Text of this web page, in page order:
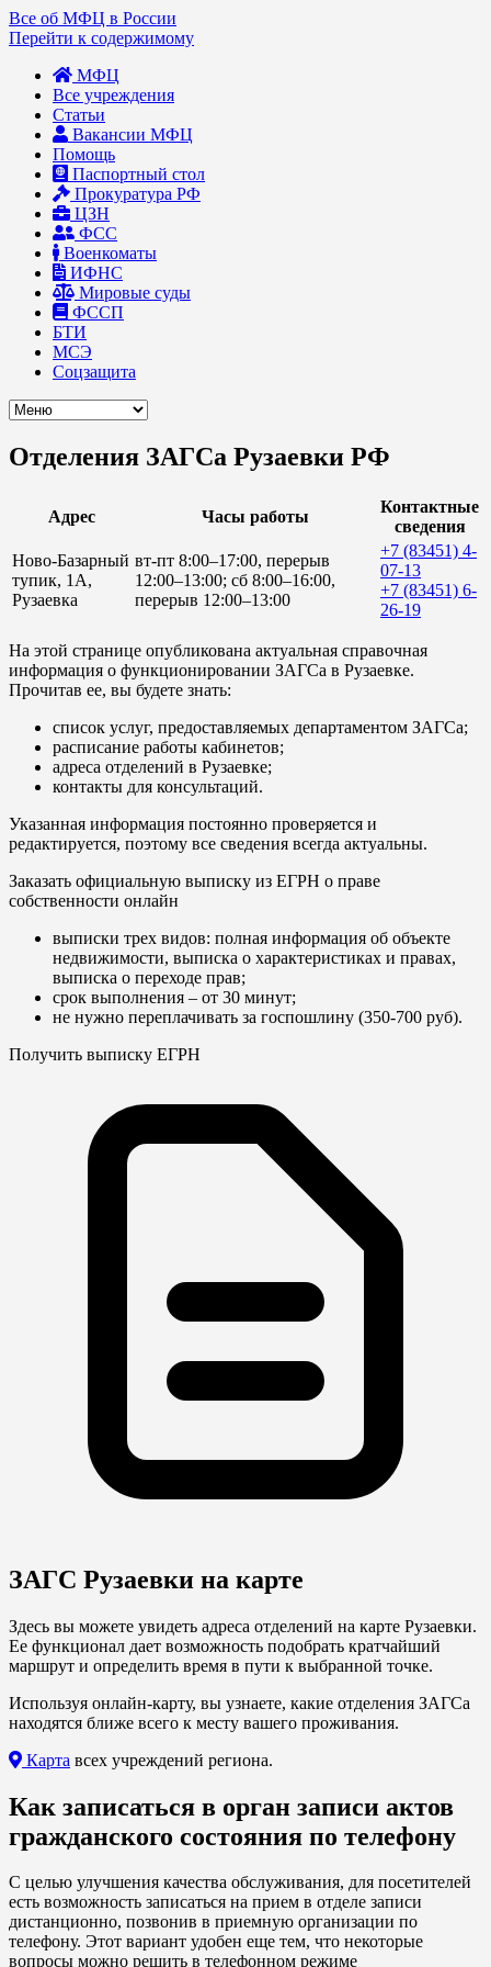
Все об МФЦ в России
Перейти к содержимому
МФЦ
Все учреждения
Статьи
Вакансии МФЦ
Помощь
Паспортный стол
Прокуратура РФ
ЦЗН
ФСС
Военкоматы
ИФНС
Мировые суды
ФССП
БТИ
МСЭ
Соцзащита
Отделения ЗАГСа Рузаевки РФ
Адрес Часы работы
Контактные
сведения
Ново-Базарный
тупик, 1А,
Рузаевка
вт-пт 8:00–17:00, перерыв
12:00–13:00; сб 8:00–16:00,
перерыв 12:00–13:00
+7 (83451) 4-
07-13
+7 (83451) 6-
26-19
На этой странице опубликована актуальная справочная
информация о функционировании ЗАГСа в Рузаевке.
Прочитав ее, вы будете знать:
список услуг, предоставляемых департаментом ЗАГСа;
расписание работы кабинетов;
адреса отделений в Рузаевке;
контакты для консультаций.
Указанная информация постоянно проверяется и
редактируется, поэтому все сведения всегда актуальны.
Заказать официальную выписку из ЕГРН о праве
собственности онлайн
выписки трех видов: полная информация об объекте
недвижимости, выписка о характеристиках и правах,
выписка о переходе прав;
срок выполнения – от 30 минут;
не нужно переплачивать за госпошлину (350-700 руб).
Получить выписку ЕГРН
ЗАГС Рузаевки на карте
Здесь вы можете увидеть адреса отделений на карте Рузаевки.
Ее функционал дает возможность подобрать кратчайший
маршрут и определить время в пути к выбранной точке.
Используя онлайн-карту, вы узнаете, какие отделения ЗАГСа
находятся ближе всего к месту вашего проживания.
Карта всех учреждений региона.
Как записаться в орган записи актов
гражданского состояния по телефону
С целью улучшения качества обслуживания, для посетителей
есть возможность записаться на прием в отделе записи
дистанционно, позвонив в приемную организации по
телефону. Этот вариант удобен еще тем, что некоторые
вопросы можно решить в телефонном режиме